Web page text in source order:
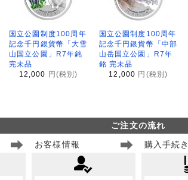
国立公園制度100周年
記念千円銀貨幣「大雪
山国立公園」R7年銘
完未品
12,000
円(税別)
国立公園制度100周年
記念千円銀貨幣「中部
山岳国立公園」R7年
銘 完未品
12,000 円(税別)
ご注文の流れ
お客様情報 購入手続き